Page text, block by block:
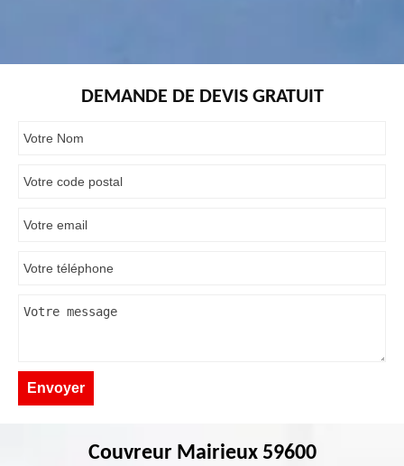
DEMANDE DE DEVIS GRATUIT
Couvreur Mairieux 59600